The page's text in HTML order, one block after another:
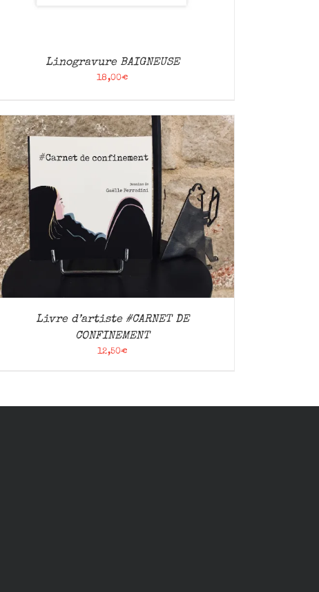
Linogravure BAIGNEUSE
18,00€
Livre d’artiste #CARNET DE
CONFINEMENT
12,50€